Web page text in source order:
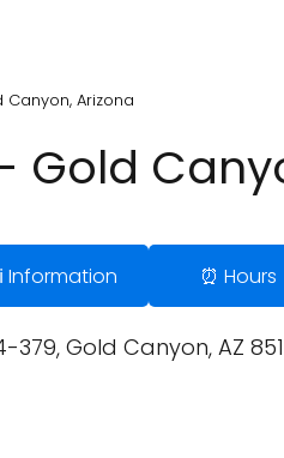
Arizona
ℹ️ Information ⏰ Hours
379, Gold Canyon, AZ